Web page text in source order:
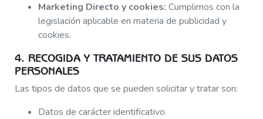
Marketing Directo y cookies: Cumplimos con la
legislación aplicable en materia de publicidad y
cookies.
4. RECOGIDA Y TRATAMIENTO DE SUS DATOS
PERSONALES
Las tipos de datos que se pueden solicitar y tratar son:
Datos de carácter identificativo.